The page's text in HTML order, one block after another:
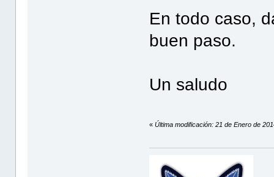
En todo caso,
buen paso.
Un saludo
«Última modificación: 21 de Enero de